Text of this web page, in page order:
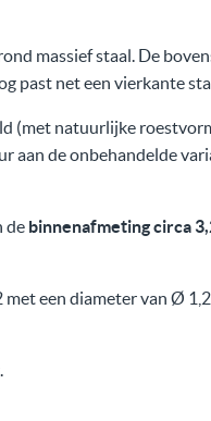
massief staal. De
past net een vierkante
(met natuurlijke
aan de onbehandelde
de binnenafmeting circa
een diameter van Ø